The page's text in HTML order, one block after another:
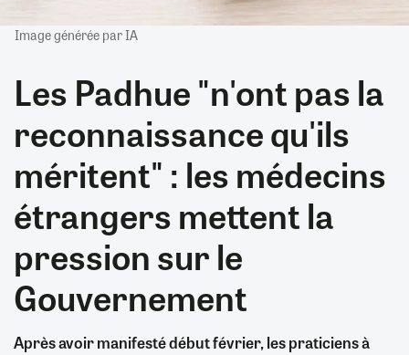
Image générée par IA
Les Padhue "n'ont pas la
reconnaissance qu'ils
méritent" : les médecins
étrangers mettent la
pression sur le
Gouvernement
Après avoir manifesté début février, les praticiens à